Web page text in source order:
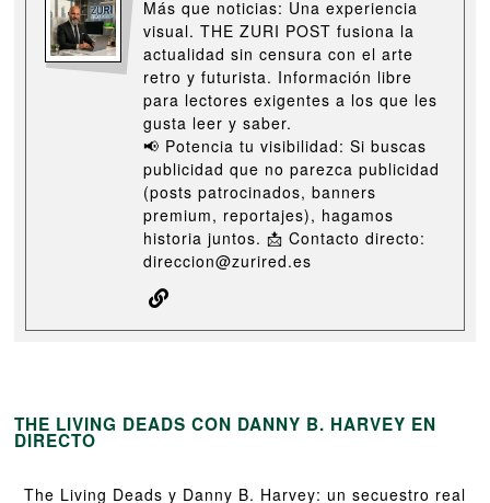
Más que noticias: Una experiencia
visual. THE ZURI POST fusiona la
actualidad sin censura con el arte
retro y futurista. Información libre
para lectores exigentes a los que les
gusta leer y saber.
📢 Potencia tu visibilidad: Si buscas
publicidad que no parezca publicidad
(posts patrocinados, banners
premium, reportajes), hagamos
historia juntos. 📩 Contacto directo:
direccion@zurired.es
THE LIVING DEADS CON DANNY B. HARVEY EN
DIRECTO
The Living Deads y Danny B. Harvey: un secuestro real